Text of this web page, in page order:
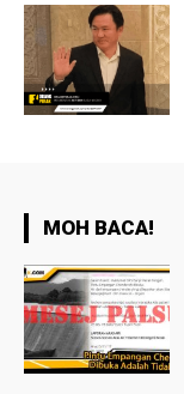
MOH BACA!